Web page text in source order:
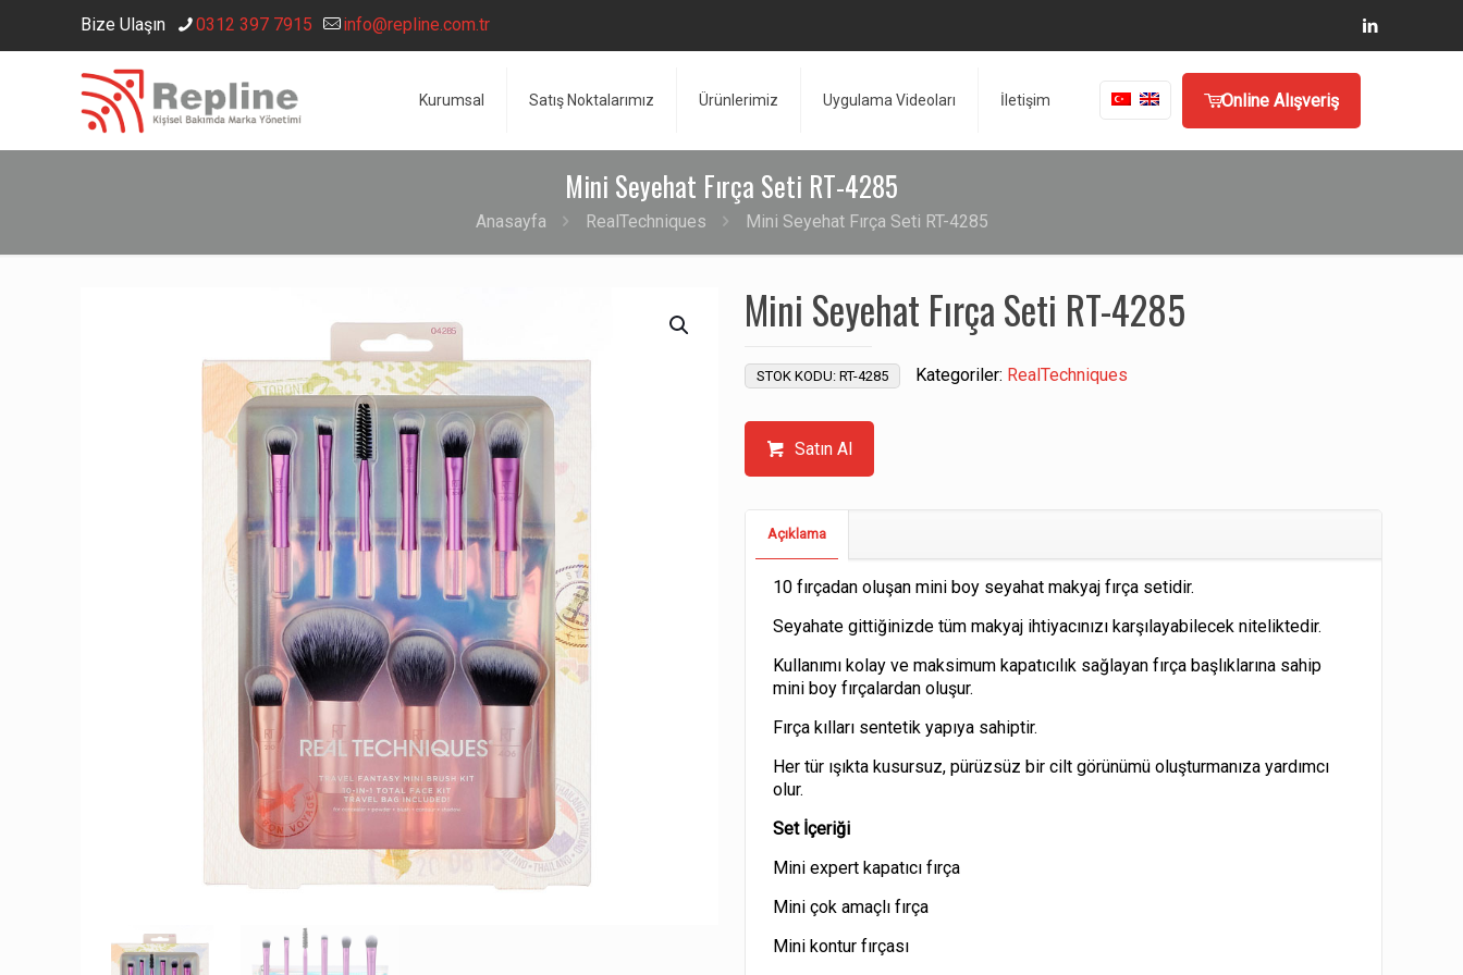
Bize Ulaşın 0312 397 7915 info@repline.com.tr
Kurumsal Satış Noktalarımız Ürünlerimiz Uygulama Videoları İletişim Online Alışveriş
Mini Seyehat Fırça Seti RT-4285
Anasayfa RealTechniques Mini Seyehat Fırça Seti RT-4285
Mini Seyehat Fırça Seti RT-4285
STOK KODU: RT-4285 Kategoriler: RealTechniques
Satın Al
Açıklama
10 fırçadan oluşan mini boy seyahat makyaj fırça setidir.
Seyahate gittiğinizde tüm makyaj ihtiyacınızı karşılayabilecek niteliktedir.
Kullanımı kolay ve maksimum kapatıcılık sağlayan fırça başlıklarına sahip
mini boy fırçalardan oluşur.
Fırça kılları sentetik yapıya sahiptir.
Her tür ışıkta kusursuz, pürüzsüz bir cilt görünümü oluşturmanıza yardımcı
olur.
Set İçeriği
Mini expert kapatıcı fırça
Mini çok amaçlı fırça
Mini kontur fırçası